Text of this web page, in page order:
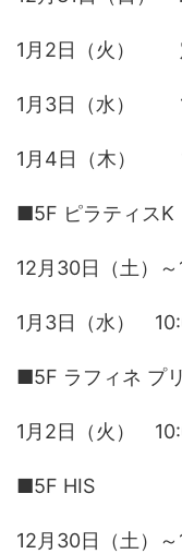
1月2日（火）
1月3日（水）
1月4日（木）
■5F ピラティスK
12月30日（土）
1月3日（水）
■5F ラフィネ プ
1月2日（火）
■5F HIS
12月30日（土）